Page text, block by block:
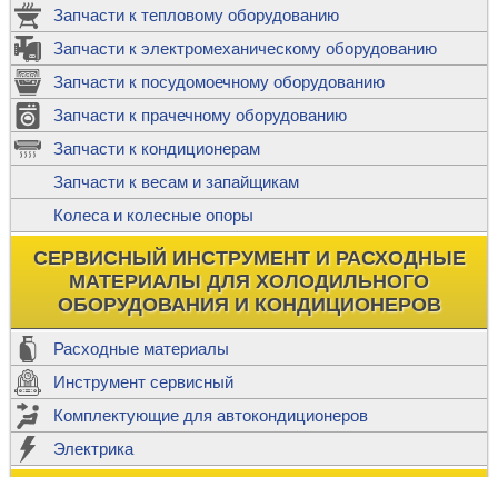
Запчасти к тепловому оборудованию
Запчасти к электромеханическому оборудованию
Запчасти к посудомоечному оборудованию
Запчасти к прачечному оборудованию
Запчасти к кондиционерам
Запчасти к весам и запайщикам
Колеса и колесные опоры
СЕРВИСНЫЙ ИНСТРУМЕНТ И РАСХОДНЫЕ
МАТЕРИАЛЫ ДЛЯ ХОЛОДИЛЬНОГО
ОБОРУДОВАНИЯ И КОНДИЦИОНЕРОВ
Расходные материалы
Инструмент сервисный
Комплектующие для автокондиционеров
Электрика